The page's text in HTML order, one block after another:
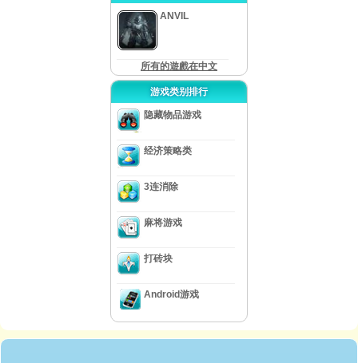
ANVIL
所有的遊戲在中文
游戏类别排行
隐藏物品游戏
经济策略类
3连消除
麻将游戏
打砖块
Android游戏